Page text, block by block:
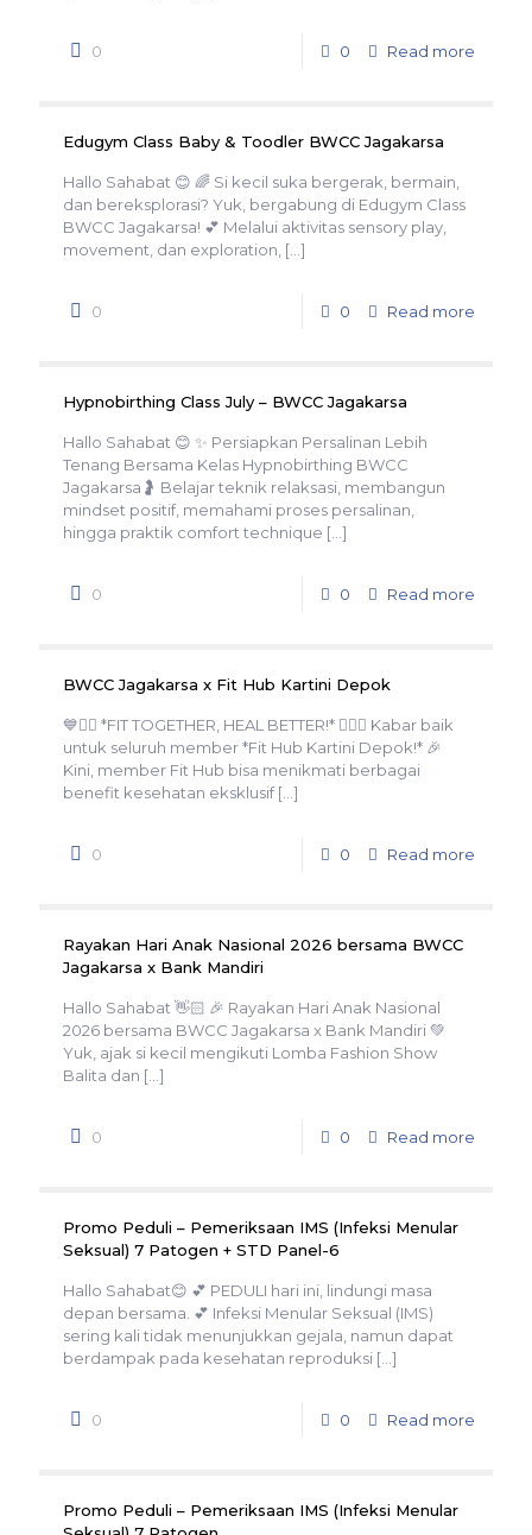
0 0 Read more
Edugym Class Baby & Toodler BWCC Jagakarsa
Hallo Sahabat 😊 🌈 Si kecil suka bergerak, bermain,
dan bereksplorasi? Yuk, bergabung di Edugym Class
BWCC Jagakarsa! 💕 Melalui aktivitas sensory play,
movement, dan exploration, […]
0 0 Read more
Hypnobirthing Class July – BWCC Jagakarsa
Hallo Sahabat 😊 ✨ Persiapkan Persalinan Lebih
Tenang Bersama Kelas Hypnobirthing BWCC
Jagakarsa🤰 Belajar teknik relaksasi, membangun
mindset positif, memahami proses persalinan,
hingga praktik comfort technique […]
0 0 Read more
BWCC Jagakarsa x Fit Hub Kartini Depok
💙🏋️‍♀️ *FIT TOGETHER, HEAL BETTER!* 🏋️‍♂️💙 Kabar baik
untuk seluruh member *Fit Hub Kartini Depok!* 🎉
Kini, member Fit Hub bisa menikmati berbagai
benefit kesehatan eksklusif[…]
0 0 Read more
Rayakan Hari Anak Nasional 2026 bersama BWCC
Jagakarsa x Bank Mandiri
Hallo Sahabat 👋🏻 🎉 Rayakan Hari Anak Nasional
2026 bersama BWCC Jagakarsa x Bank Mandiri 💚
Yuk, ajak si kecil mengikuti Lomba Fashion Show
Balita dan […]
0 0 Read more
Promo Peduli – Pemeriksaan IMS (Infeksi Menular
Seksual) 7 Patogen + STD Panel-6
Hallo Sahabat😊 💕 PEDULI hari ini, lindungi masa
depan bersama. 💕 Infeksi Menular Seksual (IMS)
sering kali tidak menunjukkan gejala, namun dapat
berdampak pada kesehatan reproduksi […]
0 0 Read more
Promo Peduli – Pemeriksaan IMS (Infeksi Menular